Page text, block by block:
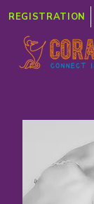
REGISTRATION